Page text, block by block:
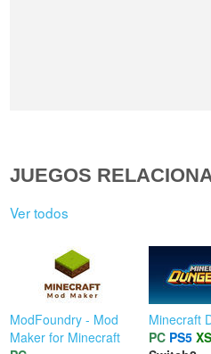
JUEGOS
Ver todos
ModFoundry - Mod
Maker for Minecraft
Minecraft
PC PS5